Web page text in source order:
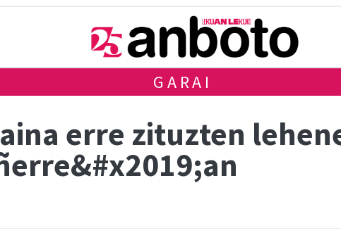
GARAI
erre zituzten